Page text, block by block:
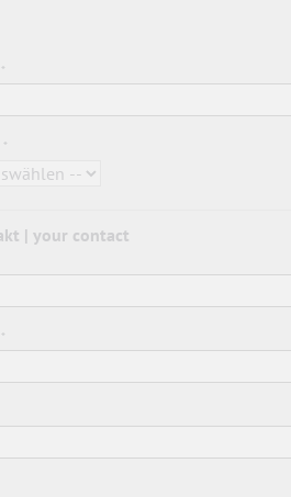
| your contact